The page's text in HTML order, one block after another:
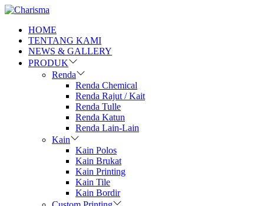
HOME
TENTANG KAMI
NEWS & GALLERY
PRODUK
Renda
Renda Chemical
Renda Rajut / Kait
Renda Tulle
Renda Katun
Renda Lain-Lain
Kain
Kain Polos
Kain Brukat
Kain Printing
Kain Tile
Kain Bordir